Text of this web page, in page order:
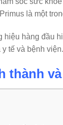
là một
hiệu hàng đầu
tế và bệnh viện.
thành